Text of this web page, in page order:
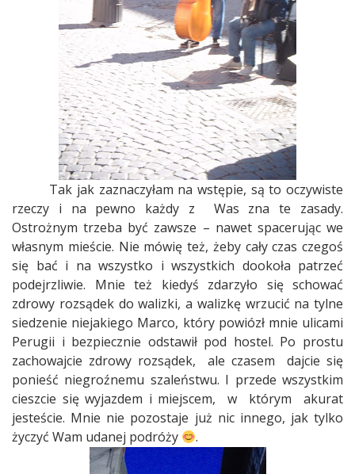
Tak jak zaznaczyłam na wstępie, są to oczywiste
rzeczy i na pewno każdy z
Was zna te zasady.
Ostrożnym trzeba być zawsze – nawet spacerując we
własnym mieście. Nie mówię też, żeby cały czas czegoś
się bać i na wszystko i wszystkich dookoła patrzeć
podejrzliwie. Mnie też kiedyś zdarzyło się schować
zdrowy rozsądek do walizki, a walizkę wrzucić na tylne
siedzenie niejakiego Marco, który powiózł mnie ulicami
Perugii i bezpiecznie odstawił pod hostel. Po prostu
zachowajcie zdrowy rozsądek,
ale czasem
dajcie się
ponieść niegroźnemu szaleństwu. I przede wszystkim
cieszcie się wyjazdem i miejscem,
w którym
akurat
jesteście. Mnie nie pozostaje już nic innego, jak tylko
życzyć Wam udanej podróży
.